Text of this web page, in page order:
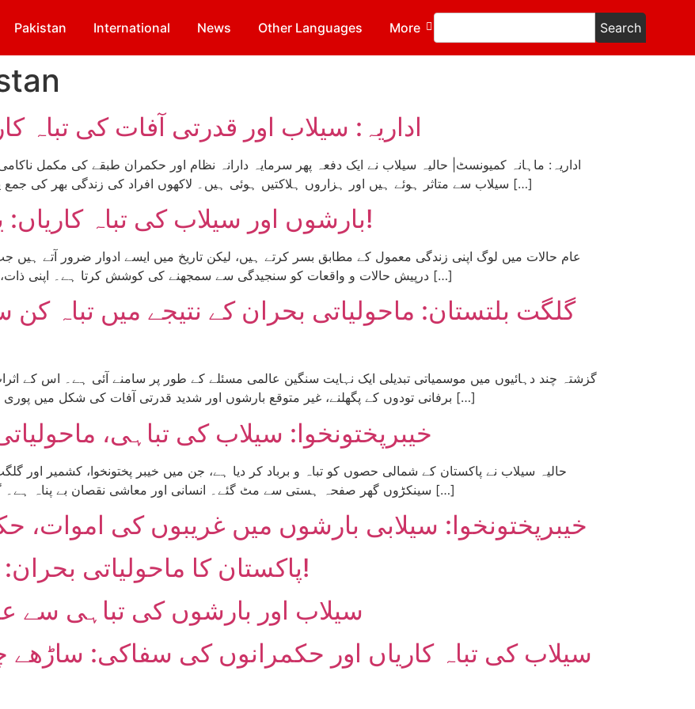
Pakistan International News Other Languages More Search
اداریہ: سیلاب اور قدرتی آفات کی تباہ
سیلاب سے متاثر ہوئے ہیں اور ہزاروں ہلاکتیں ہوئی ہیں۔ لاکھوں افراد کی زندگی بھر کی جمع پونجی اس سیلاب میں بہہ گئی ہے جبکہ کھڑی فصلوں […]
بارشوں اور سیلاب کی تباہ کاریاں: یہیں سے اٹھے گا شورِ محشر!
عام حالات میں لوگ اپنی زندگی معمول کے مطابق بسر کرتے ہیں، لیکن تاریخ میں ایسے ادوار ضرور آتے ہیں
درپیش حالات و واقعات کو سنجیدگی سے سمجھنے کی کوشش کرتا ہے۔ اپنی ذات، اپنے پیاروں اور حتیٰ کہ دشمنوں اور سماجی قوانین تک […]
گلگت بلتستان: ماحولیاتی بحران کے نتیجے میں تباہ
گزشتہ چند دہائیوں میں موسمیاتی تبدیلی ایک نہایت سنگین عالمی مسئلے کے طور پر سامنے آئی ہے۔ اس کے
برفانی تودوں کے پگھلنے، غیر متوقع بارشوں اور شدید قدرتی آفات کی شکل میں پوری دنیا میں ظاہر ہو رہے ہیں۔ اسی بحران کے نتیجے میں […]
خیبرپختونخوا: سیلاب کی تباہی،
حالیہ سیلاب نے پاکستان کے شمالی حصوں کو تباہ و برباد کر دیا ہے، جن میں خیبر پختونخوا، کشمیر اور
سینکڑوں گھر صفحہ ہستی سے مٹ گئے۔ انسانی اور معاشی نقصان بے پناہ ہے۔ گزشتہ برسوں کی موسمیاتی آفات نے عام عوام کو اس […]
خیبرپختونخوا: سیلابی بارشوں میں غریبوں کی اموات،
پاکستان کا ماحولیاتی بحران: موت کا زہر ہے فضاؤں میں!
سیلاب اور بارشوں کی تباہی سے
سیلاب کی تباہ کاریاں اور حکمرانوں کی سفاکی: ساڑھے